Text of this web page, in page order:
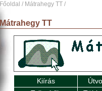
Főoldal / Mátrahegy TT /
Mátrahegy TT
Kiírás